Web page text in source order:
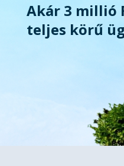
Akár 3 millió
teljes körű